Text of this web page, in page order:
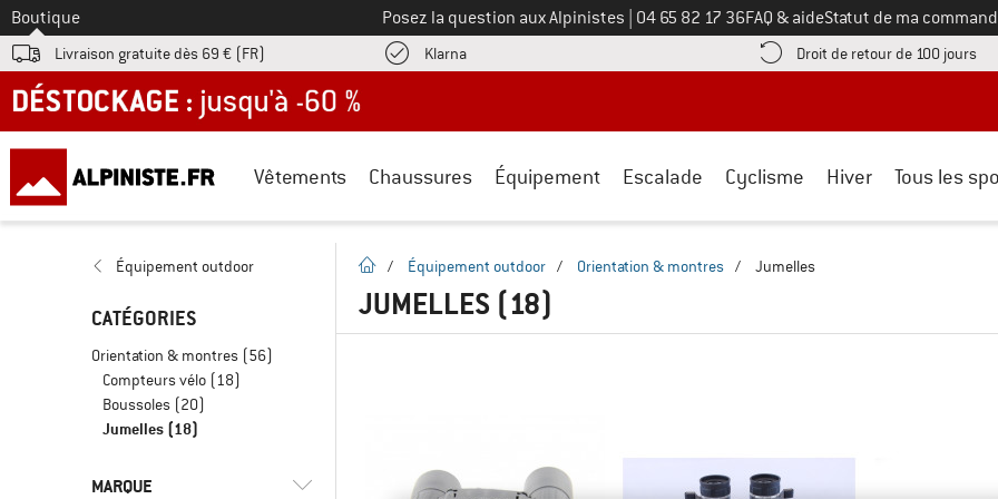
Vers le
Boutique Posez la question aux Alpinistes Appelez-nous au
04 65 82 17 36FAQ & aideStatut de ma
Livraison gratuite dès 69 € (FR) KlarnaTrouve les informations de paiement ici ! Ouvre une boîte d'information
Droit de retour de 100 jours
DÉSTOCKAGE : jusqu'à -60 %
Vêtements Chaussures Équipement Escalade Cyclisme Hiver Tous les
Équipement outdoor
CATÉGORIES
Orientation & montres (56)
Compteurs vélo (18)
Boussoles (20)
Jumelles (18)
MARQUE
Page d'accueil
/ Équipement outdoor / Orientation & montres / Jumelles
JUMELLES (18)